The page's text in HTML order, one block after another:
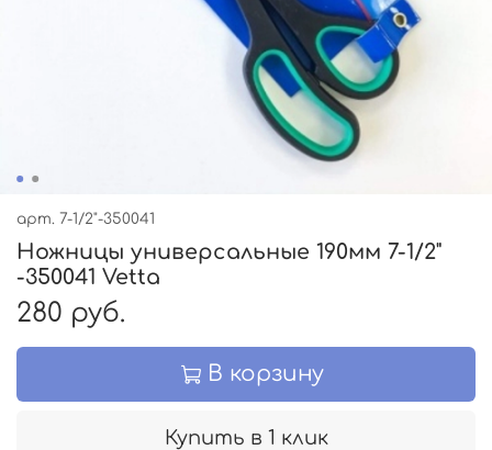
арт. 7-1/2"-350041
Ножницы универсальные 190мм 7-1/2"
-350041 Vetta
280 руб.
В корзину
Купить в 1 клик